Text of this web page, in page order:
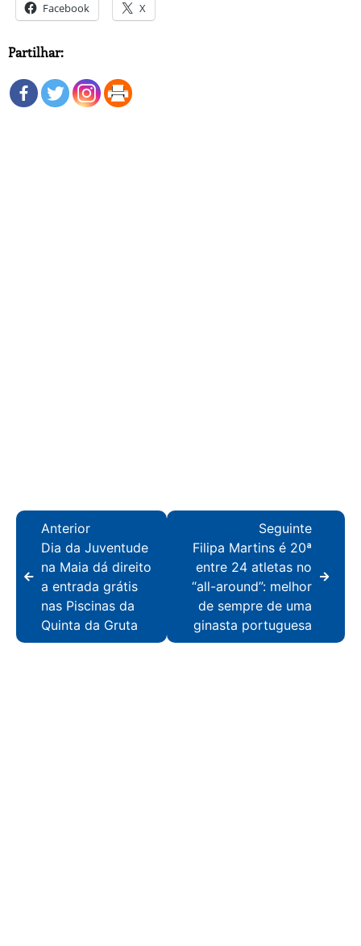
Facebook X
Partilhar:
Anterior
Dia da Juventude
na Maia dá direito
a entrada grátis
nas Piscinas da
Quinta da Gruta
Seguinte
Filipa Martins é 20ª
entre 24 atletas no
“all-around”: melhor
de sempre de uma
ginasta portuguesa